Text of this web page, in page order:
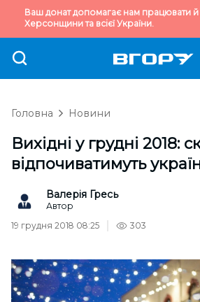
Ваш донат допомагає нам працювати й
Херсонщини та всієї України.
Головна Новини
Вихідні у грудні 2018:
відпочиватимуть
Валерія Гресь
Автор
19 грудня 2018 08:25
303